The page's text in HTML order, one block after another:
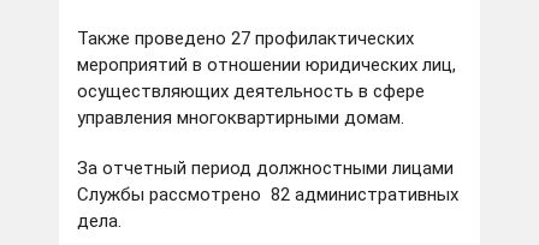
Также проведено 27 профилактических
мероприятий в отношении юридических лиц,
осуществляющих деятельность в сфере
управления многоквартирными домам.
За отчетный период должностными лицами
Службы рассмотрено 82 административных
дела.